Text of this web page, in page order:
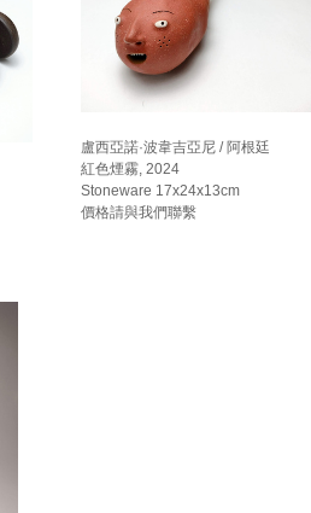
盧西亞諾·波韋吉亞尼 / 阿根廷
紅色煙霧, 2024
Stoneware 17x24x13cm
價格請與我們聯繫